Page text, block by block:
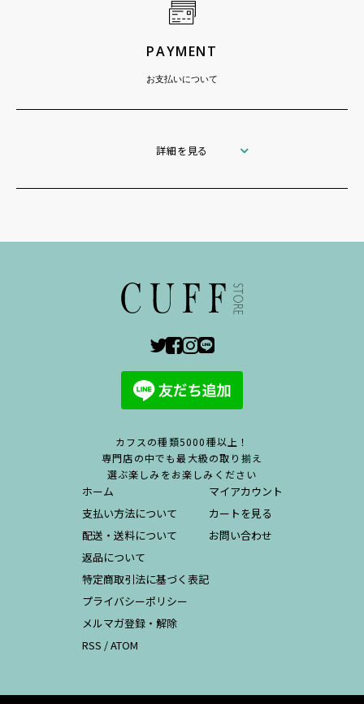
PAYMENT
お支払いについて
詳細を見る
カフスの種類5000種以上！
専門店の中でも最大級の取り揃え
選ぶ楽しみをお楽しみください
ホーム
支払い方法について
配送・送料について
返品について
特定商取引法に基づく表記
プライバシーポリシー
メルマガ登録・解除
RSS /ATOM
マイアカウント
カートを見る
お問い合わせ